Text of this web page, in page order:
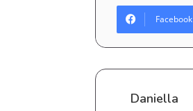
Facebook
Daniella